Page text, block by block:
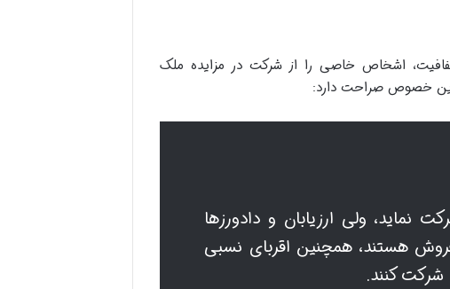
اشخاص خاصی را از شرکت در مزایده ملک
خصوص صراحت دارد:
ولی ارزیابان و دادورزها
هستند، همچنین اقربای نسبی
شرکت کنند.